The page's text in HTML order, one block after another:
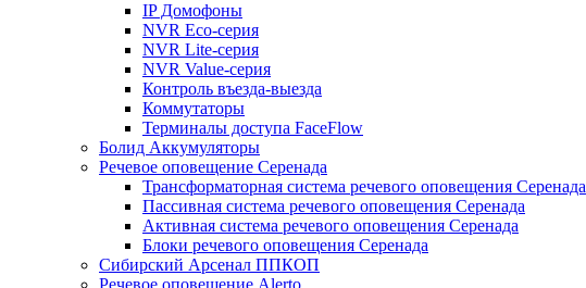
IP Домофоны
NVR Eco-серия
NVR Lite-серия
NVR Value-серия
Контроль въезда-выезда
Коммутаторы
Терминалы доступа FaceFlow
Болид Аккумуляторы
Речевое оповещение Серенада
Трансформаторная система речевого оповещения Серенада
Пассивная система речевого оповещения Серенада
Активная система речевого оповещения Серенада
Блоки речевого оповещения Серенада
Сибирский Арсенал ППКОП
Речевое оповещение Alerto